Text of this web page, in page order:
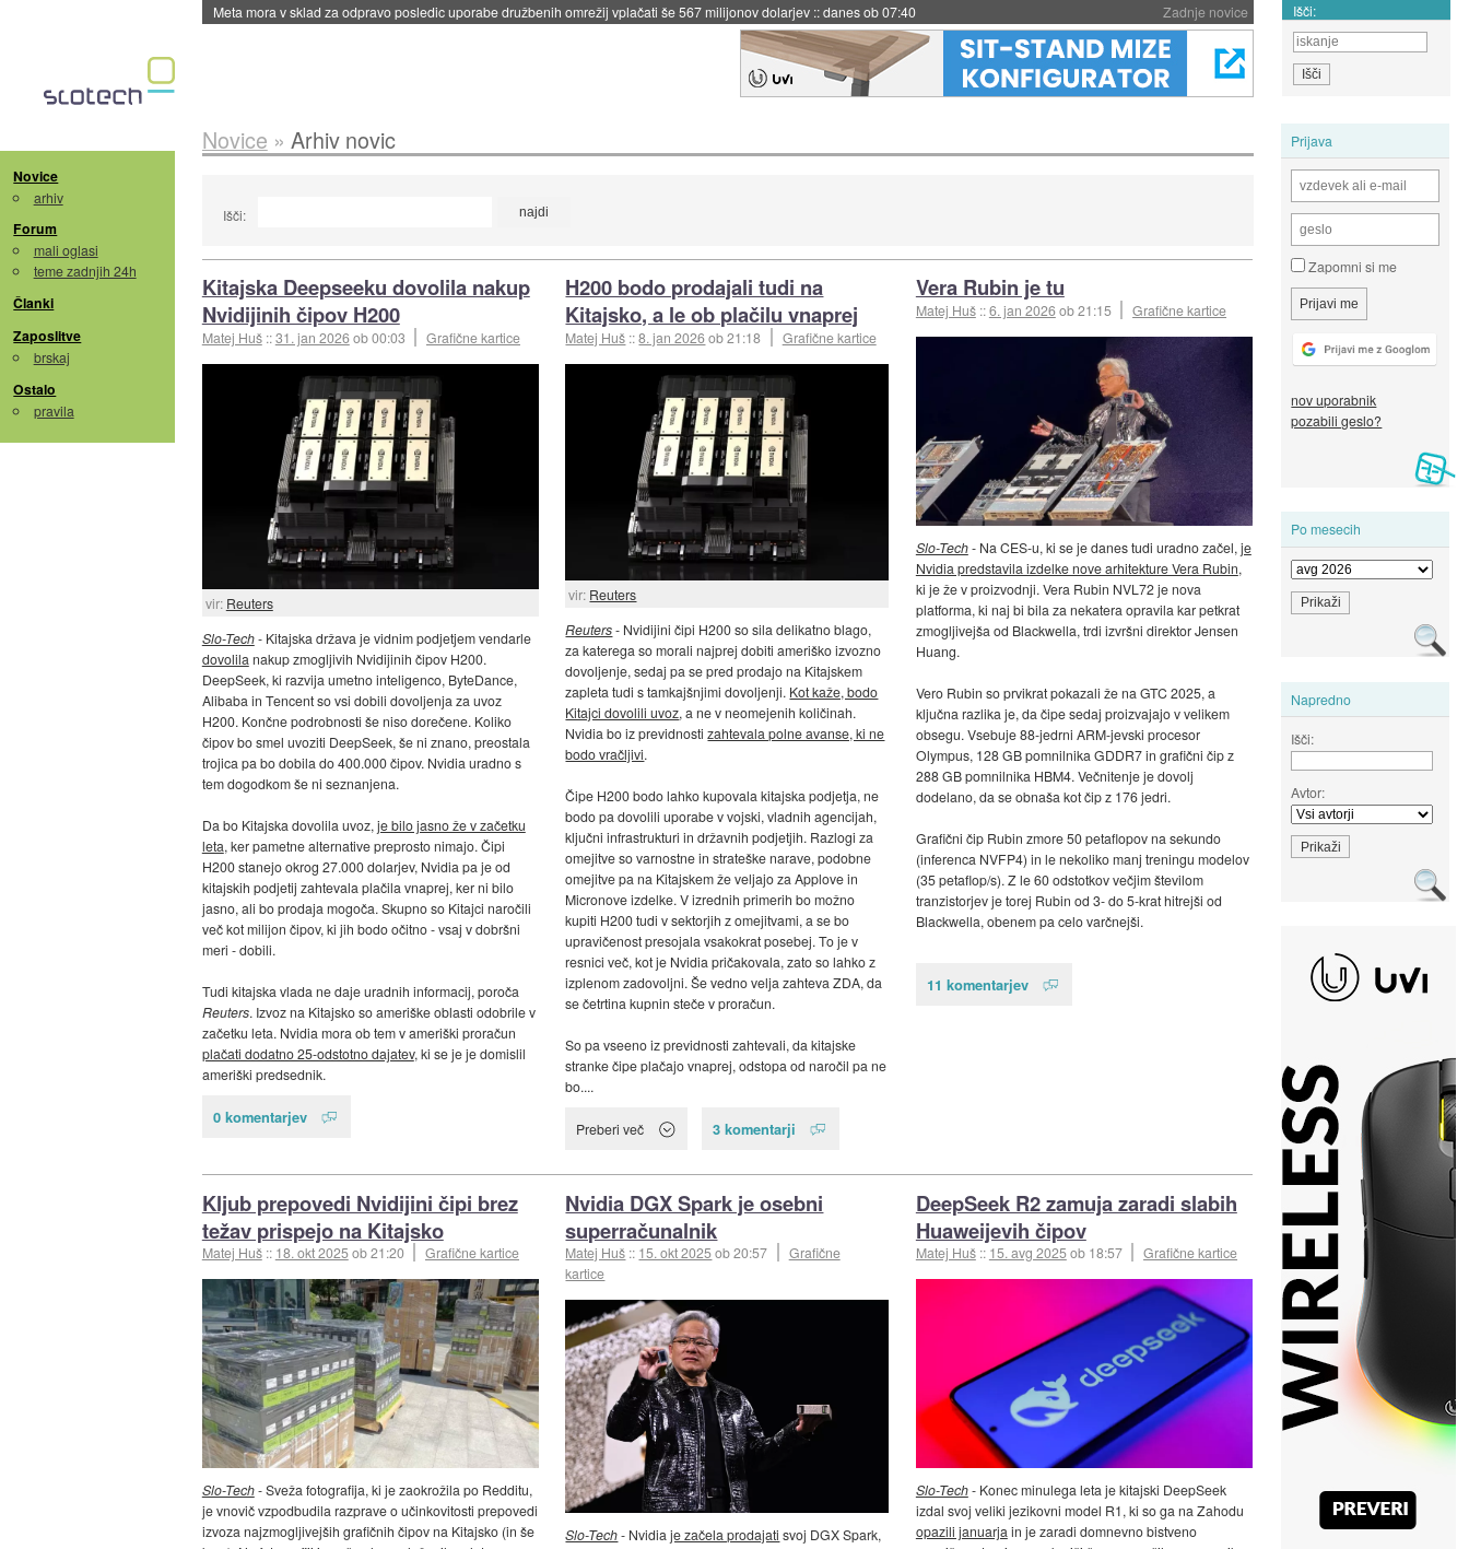
Zadnje novice
Meta mora v sklad za odpravo posledic uporabe družbenih omrežij vplačati še 567 milijonov dolarjev ::danes ob 07:40 Išči:
Novice
arhiv
Forum
mali oglasi
teme zadnjih 24h
Članki
Zaposlitve
brskaj
Ostalo
pravila
Prijava
Zapomni si me
nov uporabnik
pozabili geslo?
Po mesecih
Napredno
Išči:
Avtor:
Novice » Arhiv novic
Išči:
Kitajska Deepseeku dovolila nakup
Nvidijinih čipov H200
Matej Huš ::31. jan 2026ob 00:03 Grafične kartice
vir: Reuters
Slo-Tech- Kitajska država je vidnim podjetjem vendarle
dovolilanakup zmogljivih Nvidijinih čipov H200.
DeepSeek, ki razvija umetno inteligenco, ByteDance,
Alibaba in Tencent so vsi dobili dovoljenja za uvoz
H200. Končne podrobnosti še niso dorečene. Koliko
čipov bo smel uvoziti DeepSeek, še ni znano, preostala
trojica pa bo dobila do 400.000 čipov. Nvidia uradno s
tem dogodkom še ni seznanjena.
Da bo Kitajska dovolila uvoz,je bilo jasno že v začetku
leta, ker pametne alternative preprosto nimajo. Čipi
H200 stanejo okrog 27.000 dolarjev, Nvidia pa je od
kitajskih podjetij zahtevala plačila vnaprej, ker ni bilo
jasno, ali bo prodaja mogoča. Skupno so Kitajci naročili
več kot milijon čipov, ki jih bodo očitno - vsaj v dobršni
meri - dobili.
Tudi kitajska vlada ne daje uradnih informacij, poroča
Reuters. Izvoz na Kitajsko so ameriške oblasti odobrile v
začetku leta. Nvidia mora ob tem v ameriški proračun
plačati dodatno 25-odstotno dajatev, ki se je je domislil
ameriški predsednik.
0 komentarjev
H200 bodo prodajali tudi na
Kitajsko, a le ob plačilu vnaprej
Matej Huš ::8. jan 2026ob 21:18 Grafične kartice
vir: Reuters
Reuters- Nvidijini čipi H200 so sila delikatno blago,
za katerega so morali najprej dobiti ameriško izvozno
dovoljenje, sedaj pa se pred prodajo na Kitajskem
zapleta tudi s tamkajšnjimi dovoljenji. Kot kaže, bodo
Kitajci dovolili uvoz, a ne v neomejenih količinah.
Nvidia bo iz previdnostizahtevala polne avanse, ki ne
bodo vračljivi.
Čipe H200 bodo lahko kupovala kitajska podjetja, ne
bodo pa dovolili uporabe v vojski, vladnih agencijah,
ključni infrastrukturi in državnih podjetjih. Razlogi za
omejitve so varnostne in strateške narave, podobne
omejitve pa na Kitajskem že veljajo za Applove in
Micronove izdelke. V izrednih primerih bo možno
kupiti H200 tudi v sektorjih z omejitvami, a se bo
upravičenost presojala vsakokrat posebej. To je v
resnici več, kot je Nvidia pričakovala, zato so lahko z
izplenom zadovoljni. Še vedno velja zahteva ZDA, da
se četrtina kupnin steče v proračun.
So pa vseeno iz previdnosti zahtevali, da kitajske
stranke čipe plačajo vnaprej, odstopa od naročil pa ne
bo....
Preberi več 3 komentarji
Vera Rubin je tu
Matej Huš ::6. jan 2026ob 21:15 Grafične kartice
Slo-Tech- Na CES-u, ki se je danes tudi uradno začel, je
Nvidia predstavila izdelke nove arhitekture Vera Rubin,
ki je že v proizvodnji. Vera Rubin NVL72 je nova
platforma, ki naj bi bila za nekatera opravila kar petkrat
zmogljivejša od Blackwella, trdi izvršni direktor Jensen
Huang.
Vero Rubin so prvikrat pokazali že na GTC 2025, a
ključna razlika je, da čipe sedaj proizvajajo v velikem
obsegu. Vsebuje 88-jedrni ARM-jevski procesor
Olympus, 128 GB pomnilnika GDDR7 in grafični čip z
288 GB pomnilnika HBM4. Večnitenje je dovolj
dodelano, da se obnaša kot čip z 176 jedri.
Grafični čip Rubin zmore 50 petaflopov na sekundo
(inferenca NVFP4) in le nekoliko manj treningu modelov
(35 petaflop/s). Z le 60 odstotkov večjim številom
tranzistorjev je torej Rubin od 3- do 5-krat hitrejši od
Blackwella, obenem pa celo varčnejši.
11 komentarjev
Kljub prepovedi Nvidijini čipi brez
težav prispejo na Kitajsko
Matej Huš :: 18. okt 2025ob 21:20 Grafične kartice
Slo-Tech- Sveža fotografija, ki je zaokrožila po Redditu,
je vnovič vzpodbudila razprave o učinkovitosti prepovedi
izvoza najzmogljivejših grafičnih čipov na Kitajsko (in še
Nvidia DGX Spark je osebni
superračunalnik
Matej Huš :: 15. okt 2025ob 20:57
Grafične
kartice
Slo-Tech- Nvidiaje začela prodajati svoj DGX Spark,
DeepSeek R2 zamuja zaradi slabih
Huaweijevih čipov
Matej Huš :: 15. avg 2025ob 18:57 Grafične kartice
Slo-Tech- Konec minulega leta je kitajski DeepSeek
izdal svoj veliki jezikovni model R1, ki so ga na Zahodu
opazili januarja in je zaradi domnevno bistveno